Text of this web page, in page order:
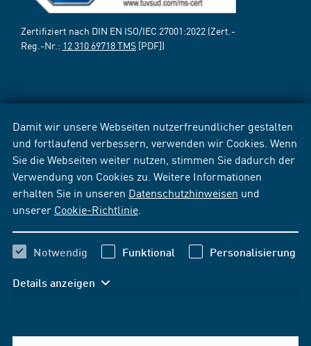
Damit wir unsere Webseiten nutzerfreundlicher gestalten
und fortlaufend verbessern, verwenden wir Cookies. Wenn
Sie die Webseiten weiter nutzen, stimmen Sie dadurch der
Verwendung von Cookies zu. Weitere Informationen
erhalten Sie in unseren Datenschutzhinweisen und
unserer Cookie-Richtlinie
Notwendig Funktional Personalisierung
Details anzeigen
Zertifiziert nach DIN EN ISO/IEC 27001:2022 (Zert.-
Reg.-Nr.: 12 310 69718 TMS [PDF])